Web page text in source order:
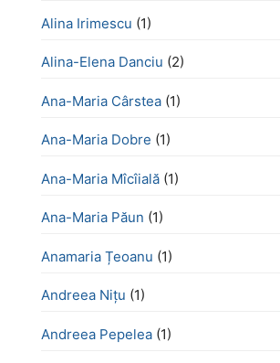
Alina Irimescu (1)
Alina-Elena Danciu (2)
Ana-Maria Cârstea (1)
Ana-Maria Dobre (1)
Ana-Maria Mîcîială (1)
Ana-Maria Păun (1)
Anamaria Țeoanu (1)
Andreea Nițu (1)
Andreea Pepelea (1)